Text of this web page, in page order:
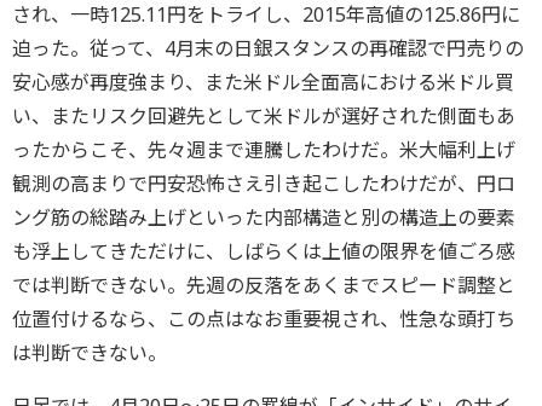
され、一時125.11円をトライし、2015年高値の125.86円に
迫った。従って、4月末の日銀スタンスの再確認で円売りの
安心感が再度強まり、また米ドル全面高における米ドル買
い、またリスク回避先として米ドルが選好された側面もあ
ったからこそ、先々週まで連騰したわけだ。米大幅利上げ
観測の高まりで円安恐怖さえ引き起こしたわけだが、円ロ
ング筋の総踏み上げといった内部構造と別の構造上の要素
も浮上してきただけに、しばらくは上値の限界を値ごろ感
では判断できない。先週の反落をあくまでスピード調整と
位置付けるなら、この点はなお重要視され、性急な頭打ち
は判断できない。